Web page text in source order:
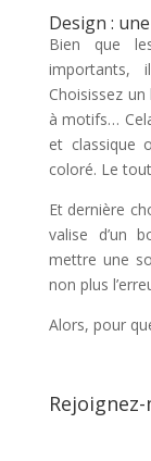
Design :
Bien que
importants,
Choisissez
à motifs…
et classique
coloré. Le
Et dernière
valise d’un
mettre une
non plus
Alors, pour